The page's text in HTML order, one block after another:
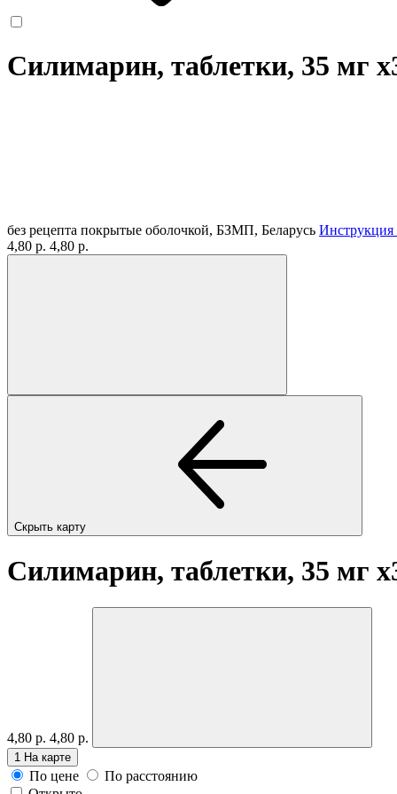
Силимарин, таблетки, 35 мг
без рецепта покрытые оболочкой, БЗМП, Беларусь Инструкция
4,80 р. 4,80 р.
Скрыть карту
Силимарин, таблетки, 35 мг
4,80 р. 4,80 р.
1 На карте
По цене
По расстоянию